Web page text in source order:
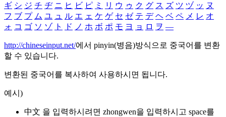
ギ シ ジ チ ヂ ニ ヒ ビ ピ ミ リ ウ ゥ ク グ ス ズ ツ ヅ ッ ヌ
フ ブ プ ム ユ ュ ル エ ェ ケ ゲ セ ゼ テ デ ヘ ベ ペ メ レ オ
ォ コ ゴ ソ ゾ ト ド ノ ホ ボ ポ モ ヨ ョ ロ ヲ ―
http://chineseinput.net/에서 pinyin(병음)방식으로 중국어를 변환
할 수 있습니다.
변환된 중국어를 복사하여 사용하시면 됩니다.
예시)
中文 을 입력하시려면 zhongwen을 입력하시고 space를